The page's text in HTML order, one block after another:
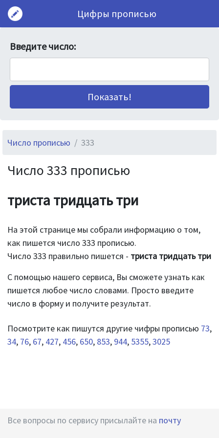
Цифры прописью
Введите число:
Число прописью 333
Число 333 прописью
триста тридцать три
На этой странице мы собрали информацию о том,
как пишется число 333 прописью.
Число 333 правильно пишется - триста тридцать три
С помощью нашего сервиса, Вы сможете узнать как
пишется любое число словами. Просто введите
число в форму и получите результат.
Посмотрите как пишутся другие чифры прописью 73,
34, 76, 67, 427, 456, 650, 853, 944, 5355,3025
Все вопросы по сервису присылайте на почту